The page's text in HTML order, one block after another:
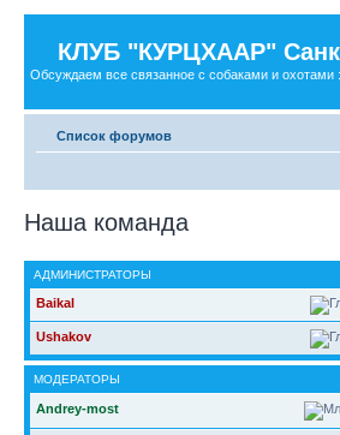
КЛУБ "КУРЦХААР"
Обсуждаем все связанное с собаками и охотами
Список форумов
Наша команда
АДМИНИСТРАТОРЫ
Baikal
Ushakov
МОДЕРАТОРЫ
Andrey-most